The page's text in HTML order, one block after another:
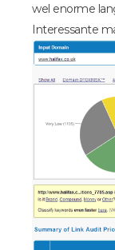
wel enorme
Interessante